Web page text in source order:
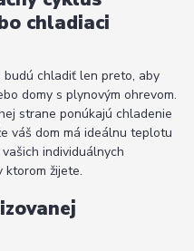
chladiaci
chladiť len preto, aby
domy s plynovým ohrevom.
strane ponúkajú chladenie
váš dom má ideálnu teplotu
individuálnych
ktorom žijete.